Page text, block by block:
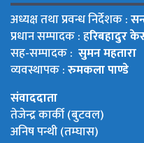
अध्यक्ष तथा प्रवन्ध निर्देशक :
प्रधान सम्पादक : हरिबहादुर
सह-सम्पादक : सुमन महतारा
व्यवस्थापक :रुमकला पाण्डे
संवाददाता
तेजेन्द्र कार्की (बुटवल)
अनिष पन्थी (तम्घास)